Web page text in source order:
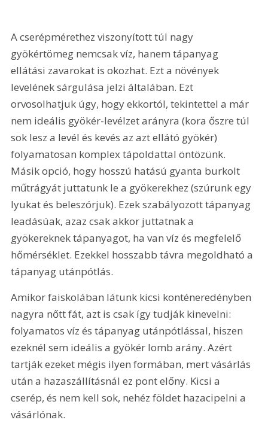
A cserépmérethez viszonyított túl nagy
gyökértömeg nemcsak víz, hanem tápanyag
ellátási zavarokat is okozhat. Ezt a növények
levelének sárgulása jelzi általában. Ezt
orvosolhatjuk úgy, hogy ekkortól, tekintettel a már
nem ideális gyökér-levélzet arányra (kora őszre túl
sok lesz a levél és kevés az azt ellátó gyökér)
folyamatosan komplex tápoldattal öntözünk.
Másik opció, hogy hosszú hatású gyanta burkolt
műtrágyát juttatunk le a gyökerekhez (szúrunk egy
lyukat és beleszórjuk). Ezek szabályozott tápanyag
leadásúak, azaz csak akkor juttatnak a
gyökereknek tápanyagot, ha van víz és megfelelő
hőmérséklet. Ezekkel hosszabb távra megoldható a
tápanyag utánpótlás.
Amikor faiskolában látunk kicsi konténeredényben
nagyra nőtt fát, azt is csak így tudják kinevelni:
folyamatos víz és tápanyag utánpótlással, hiszen
ezeknél sem ideális a gyökér lomb arány. Azért
tartják ezeket mégis ilyen formában, mert vásárlás
után a hazaszállításnál ez pont előny. Kicsi a
cserép, és nem kell sok, nehéz földet hazacipelni a
vásárlónak.